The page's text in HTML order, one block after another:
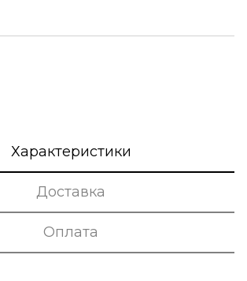
Характеристики
Доставка
Оплата